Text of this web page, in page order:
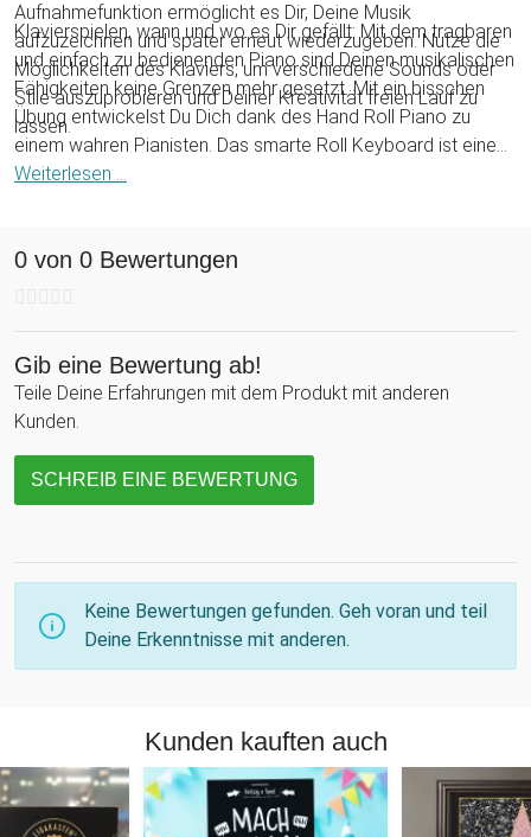
Aufnahmefunktion ermöglicht es Dir, Deine Musik
aufzuzeichnen und später erneut wiederzugeben. Nutze die
Möglichkeiten des Klaviers, um verschiedene Sounds oder
Stile auszuprobieren und Deiner Kreativität freien Lauf zu
lassen.
Klavierspielen, wann und wo es Dir gefällt: Mit dem tragbaren
und einfach zu bedienenden Piano sind Deinen musikalischen
Fähigkeiten keine Grenzen mehr gesetzt. Mit ein bisschen
Übung entwickelst Du Dich dank des Hand Roll Piano zu
einem wahren Pianisten. Das smarte Roll Keyboard ist eine
überragende Geschenkidee für alle Musiker und angehende
Weiterlesen ...
0 von 0 Bewertungen
Gib eine Bewertung ab!
Teile Deine Erfahrungen mit dem Produkt mit anderen
Kunden.
SCHREIB EINE BEWERTUNG
Keine Bewertungen gefunden. Geh voran und teil
Deine Erkenntnisse mit anderen.
Kunden kauften auch